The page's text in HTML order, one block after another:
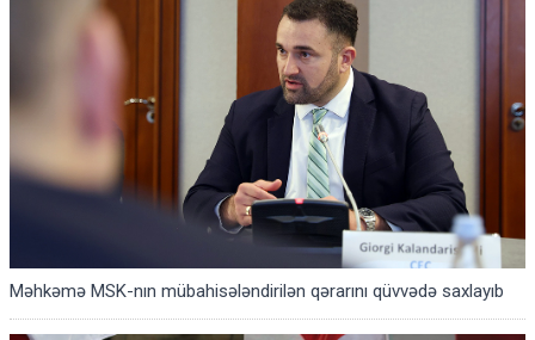
Məhkəmə MSK-nın mübahisələndirilən qərarını qüvvədə saxlayıb